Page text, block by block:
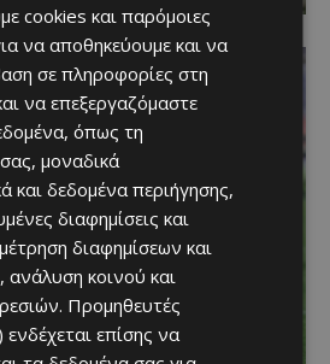
cookies και παρόμοιες
να αποθηκεύουμε και να
σε πληροφορίες στη
να επεξεργαζόμαστε
όπως τη
μοναδικά
και δεδομένα περιήγησης,
διαφημίσεις και
διαφημίσεων και
ανάλυση κοινού και
Προμηθευτές
ενδέχεται επίσης να